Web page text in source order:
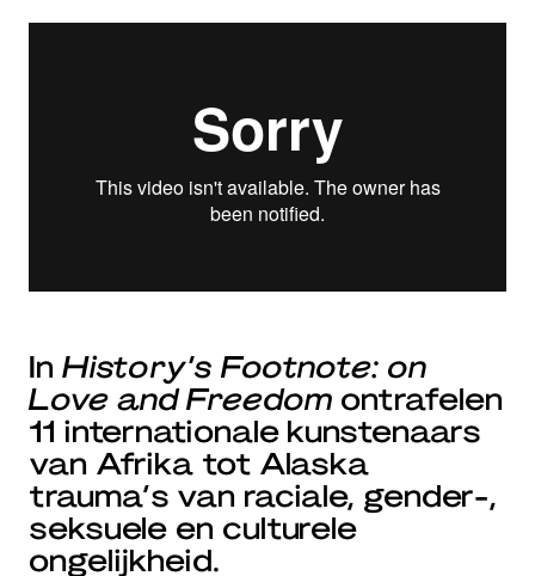
Zoek
In History’s Footnote: on
Love and Freedom ontrafelen
11 internationale kunstenaars
van Afrika tot Alaska
trauma’s van raciale, gender-,
seksuele en culturele
ongelijkheid.